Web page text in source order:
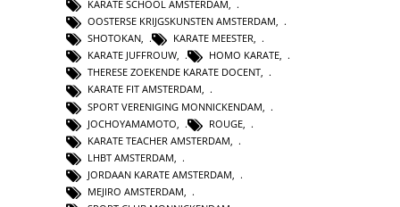
KARATE SCHOOL AMSTERDAM,
OOSTERSE KRIJGSKUNSTEN AMSTERDAM,
SHOTOKAN, KARATE MEESTER,
KARATE JUFFROUW, HOMO KARATE,
THERESE ZOEKENDE KARATE DOCENT,
KARATE FIT AMSTERDAM,
SPORT VERENIGING MONNICKENDAM
JOCHOYAMAMOTO
ROUGE
KARATE TEACHER AMSTERDAM
LHBT AMSTERDAM
JORDAAN KARATE AMSTERDAM
MEJIRO AMSTERDAM